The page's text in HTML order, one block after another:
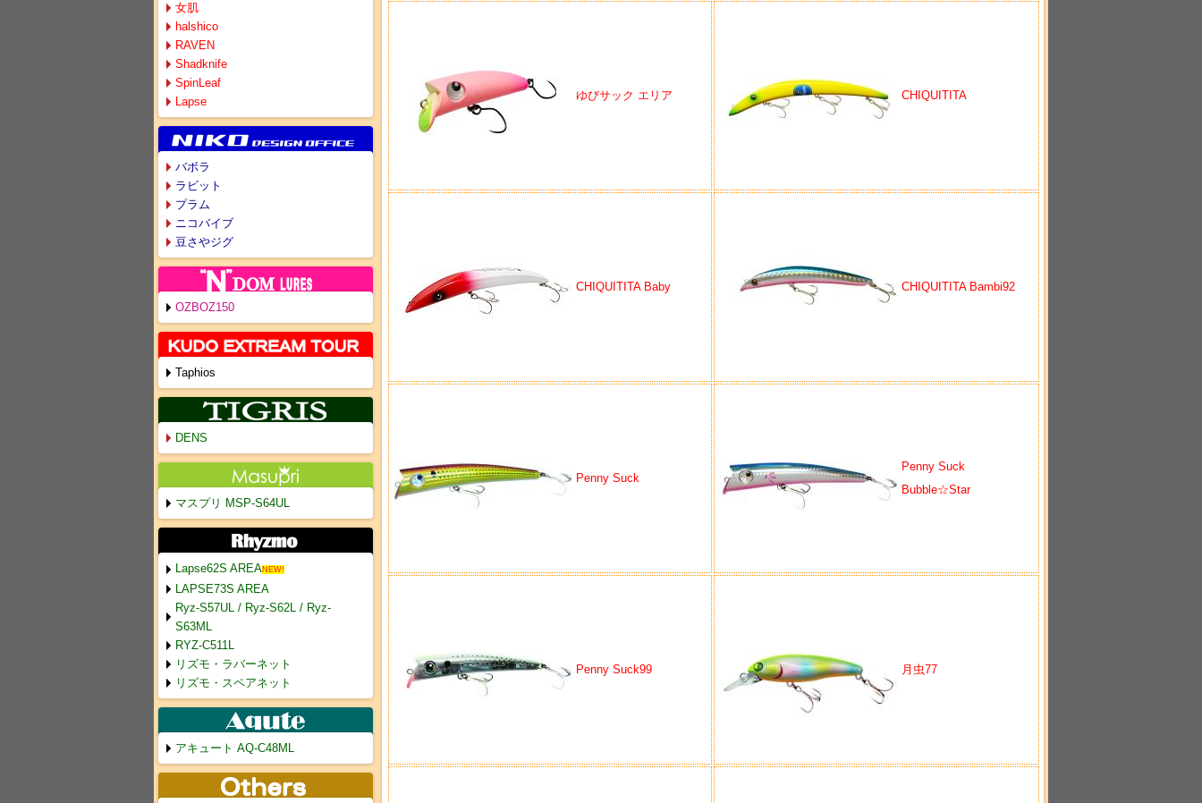
ゆびサック エリア CHIQUITITA
CHIQUITITA Baby CHIQUITITA Bambi92
Penny Suck
Penny Suck
Bubble☆Star
Penny Suck99 月虫77
女肌
halshico
RAVEN
Shadknife
SpinLeaf
Lapse
バボラ
ラビット
プラム
ニコバイブ
豆さやジグ
OZBOZ150
Taphios
DENS
マスプリ MSP-S64UL
Lapse62S AREANEW!
LAPSE73S AREA
Ryz-S57UL / Ryz-S62L / Ryz-
S63ML
RYZ-C511L
リズモ・ラバーネット
リズモ・スペアネット
アキュート AQ-C48ML